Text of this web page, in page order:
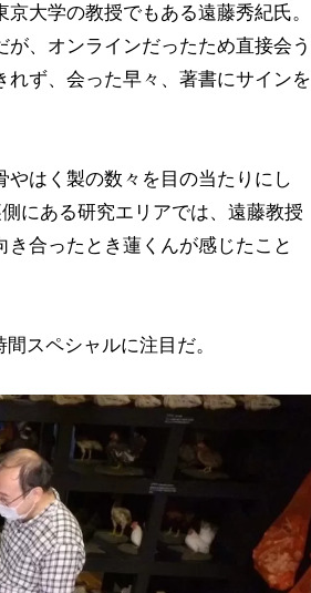
大学の教授でもある遠藤秀紀氏。
、オンラインだったため直接会う
ず、会った早々、著書にサインを
はく製の数々を目の当たりにし
にある研究エリアでは、遠藤教授
合ったとき蓮くんが感じたこと
スペシャルに注目だ。